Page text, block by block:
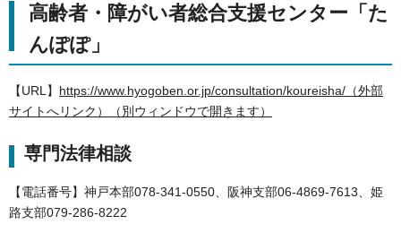
高齢者・障がい者総合支援センター「た
んぽぽ」
【URL】 https://www.hyogoben.or.jp/consultation/koureisha/（外部
サイトへリンク）（別ウィンドウで開きます）
専門法律相談
【電話番号】神戸本部078-341-0550、阪神支部06-4869-7613、姫
路支部079-286-8222